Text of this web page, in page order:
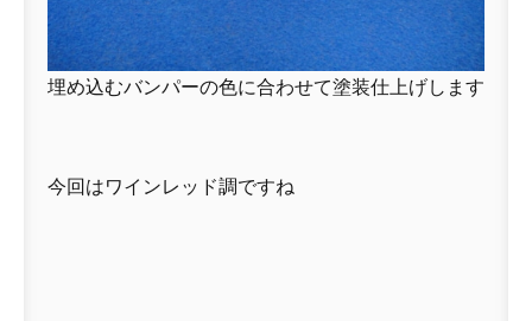
埋め込むバンパーの色に合わせて塗装仕上げします
今回はワインレッド調ですね